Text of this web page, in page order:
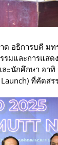
ด อธิการบดี มท
รมและการแส
ะนักศึกษา อาทิ
Launch) ที่คัดส